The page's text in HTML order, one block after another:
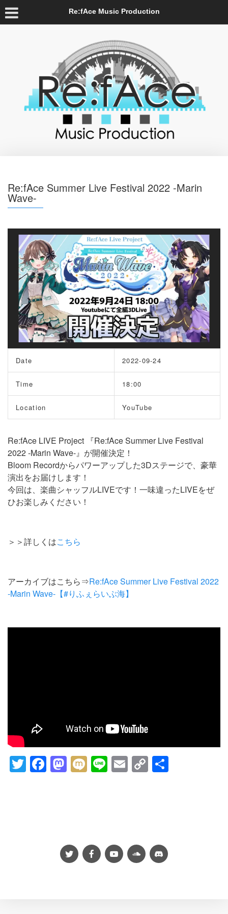
Re:fAce Music Production
Re:fAce Summer Live Festival 2022 -Marin
Wave-
Date 2022-09-24
Time 18:00
Location YouTube
Re:fAce LIVE Project 『Re:fAce Summer Live Festival
2022 -Marin Wave-』が開催決定！
Bloom Recordからパワーアップした3Dステージで、豪華
演出をお届けします！
今回は、楽曲シャッフルLIVEです！一味違ったLIVEをぜ
ひお楽しみください！
＞＞詳しくはこちら
アーカイブはこちら⇒Re:fAce Summer Live Festival 2022
-Marin Wave-【#りふぇらいぶ海】
Twitter
Facebook
Mastodon
MixiLineEmail
Copy
Link